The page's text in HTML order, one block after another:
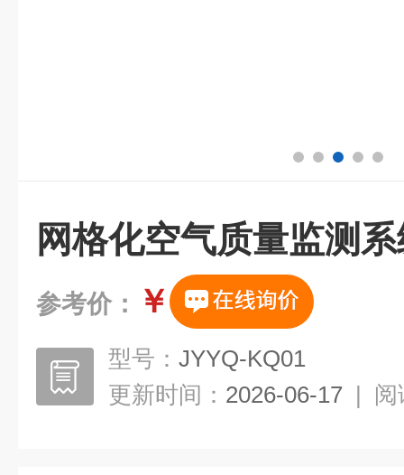
网格化空气质量监测
参考价： ￥
型号： JYYQ-KQ01
更新时间： 2026-06-17 | 阅